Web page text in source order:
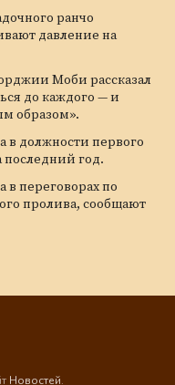
ранчо
давление на
Моби рассказал
до каждого — и
образом».
в должности первого
последний год.
переговорах по
пролива, сообщают
Новостей.